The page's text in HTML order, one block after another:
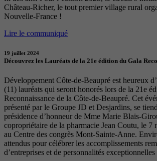
Château-Richer, le tout premier village rural
Nouvelle-France !
Lire le communiqué
19 juillet 2024
Découvrez les Lauréats de la 21e édition du Gala
Développement Côte-de-Beaupré est heureux
(11) lauréats qui seront honorés lors de la 21e
Reconnaissance de la Côte-de-Beaupré. Cet
présenté par le Groupe JD et Desjardins, se
présidence d’honneur de Mme Marie Blais-
copropriétaire de la pharmacie Jean Coutu, le 7
au Centre des congrès Mont-Sainte-Anne.
attendus pour célébrer les accomplissements
d’entreprises et de personnalités